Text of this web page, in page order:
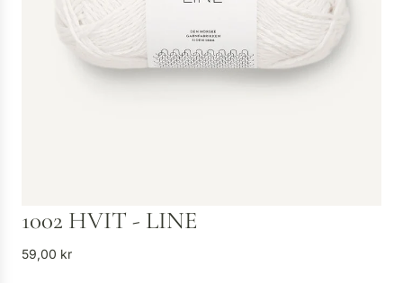
1002 HVIT - LINE
V
59,00 kr